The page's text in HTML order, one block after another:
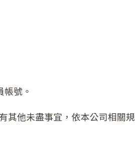
號。
其他未盡事宜，依本公司相關